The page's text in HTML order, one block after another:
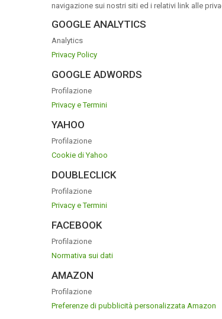
navigazione sui nostri siti ed i relativi link alle
GOOGLE ANALYTICS
Analytics
Privacy Policy
GOOGLE ADWORDS
Profilazione
Privacy e Termini
YAHOO
Profilazione
Cookie di Yahoo
DOUBLECLICK
Profilazione
Privacy e Termini
FACEBOOK
Profilazione
Normativa sui dati
AMAZON
Profilazione
Preferenze di pubblicità personalizzata Amazon